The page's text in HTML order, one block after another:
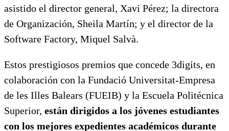
asistido el director general, Xavi Pérez; la directora
de Organización, Sheila Martín; y el director de la
Software Factory, Miquel Salvà.
Estos prestigiosos premios que concede 3digits, en
colaboración con la Fundació Universitat-Empresa
de les Illes Balears (FUEIB) y la Escuela Politécnica
Superior, están dirigidos a los jóvenes estudiantes
con los mejores expedientes académicos durante